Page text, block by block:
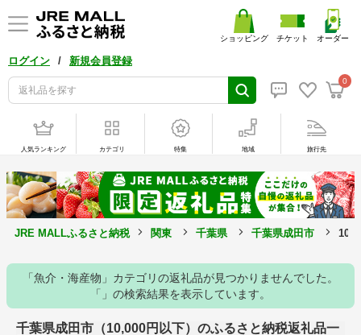
ログイン / 新規会員登録
0
ショッピング チケット オーダー
人気ランキング カテゴリ 特集 地域 旅行先
JRE MALLふるさと納税 関東 千葉県 千葉県成田市
「魚介・海産物」カテゴリの返礼品が見つかりませんでした。
「」の検索結果を表示しています。
千葉県成田市（10,000円以下）のふるさと納税返礼品一